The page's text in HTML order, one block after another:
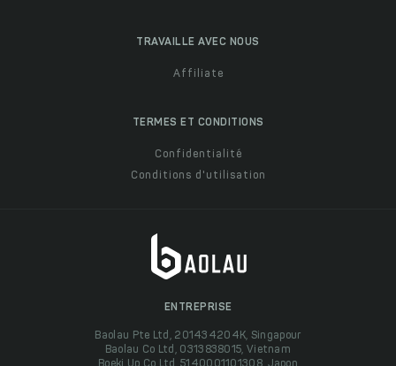
TRAVAILLE AVEC NOUS
Affiliate
TERMES ET CONDITIONS
Confidentialité
Conditions d'utilisation
ENTREPRISE
Baolau Pte Ltd, 201434204K, Singapour
Baolau Co Ltd, 0313838015, Vietnam